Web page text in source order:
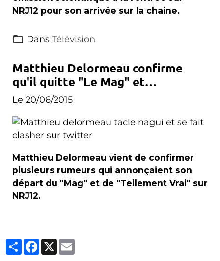
NRJ12 pour son arrivée sur la chaine.
Dans Télévision
Matthieu Delormeau confirme
qu'il quitte "Le Mag" et
"Tellement Vrai"
Le 20/06/2015
Matthieu Delormeau vient de confirmer
plusieurs rumeurs qui annonçaient son
départ du "Mag" et de "Tellement Vrai" sur
NRJ12.
Partager
Facebook
X